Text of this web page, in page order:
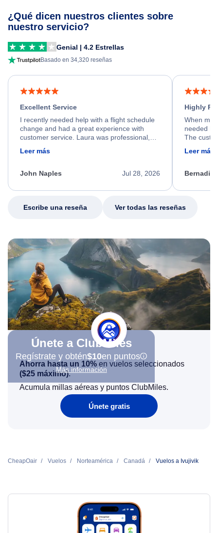
¿Qué dicen nuestros clientes sobre
nuestro servicio?
Genial | 4.2 Estrellas
Basado en 34,320 reseñas
Excellent Service
I recently needed help with a flight schedule
change and had a great experience with
customer service. Laura was professional,
friendly, and very helpful throughout the
process. She quickly found a solution and
appreciate her excellent service.
Leer más
Jul 28, 2026
John Naples
Highly
When my
needed
The
calm,
my issue.
Leer más
Escribe una reseña Ver todas las reseñas
Únete a ClubMiles
Regístrate y obtén$10en puntos
Más información
Ahorra hasta un 10% en vuelos seleccionados
($25 máximo).
Acumula millas aéreas y puntos ClubMiles.
Únete gratis
CheapOair Vuelos Norteamérica Canadá Vuelos a Ivujivik